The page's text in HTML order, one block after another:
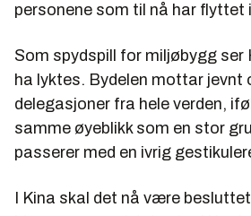
personene som til nå har flyttet
Som spydspill for miljøbygg ser
ha lyktes. Bydelen mottar jevnt
delegasjoner fra hele verden,
samme øyeblikk som en stor
passerer med en ivrig
I Kina skal det nå være